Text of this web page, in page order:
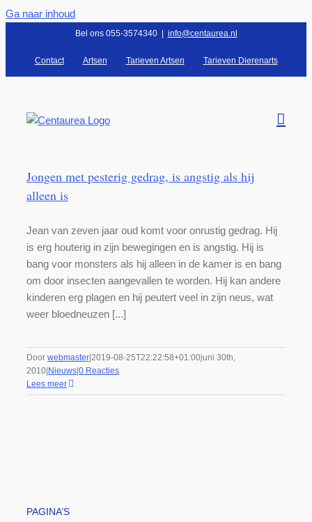
Ga naar inhoud
Bel ons 055-3574340 info@centaurea.nl
Contact Artsen Tarieven Artsen Tarieven Dierenarts
Jongen met pesterig gedrag, is angstig als hij
alleen is
Jean van zeven jaar oud komt voor onrustig gedrag. Hij
is erg houterig in zijn bewegingen en is angstig. Hij is
bang voor monsters als hij alleen in de kamer is en bang
om door insecten aangevallen te worden. Hij kan andere
kinderen erg plagen en hij peutert veel in zijn neus, wat
weer bloedneuzen [...]
Door webmaster 2019-08-25T22:22:58+01:00juni 30th,
2010 Nieuws 0 Reacties
Lees meer
PAGINA’S